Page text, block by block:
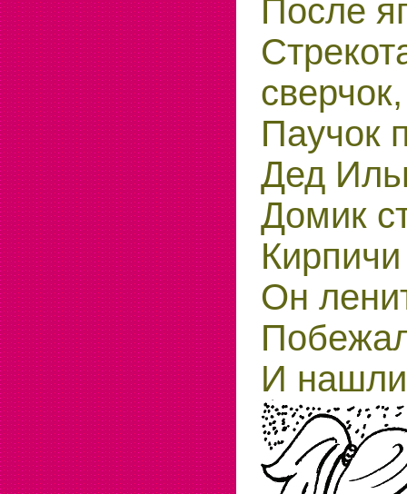
После
сверчок,
Паучок
Дед
Домик
Он
И нашли